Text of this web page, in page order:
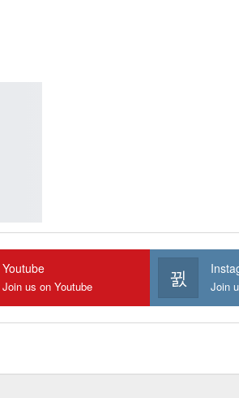
Youtube
Join us on Youtube Join